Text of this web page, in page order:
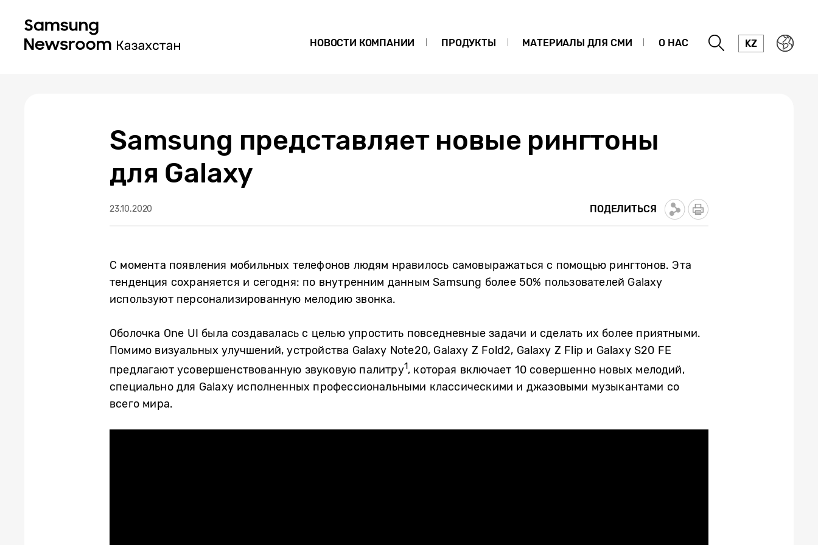
НОВОСТИ КОМПАНИИ ПРОДУКТЫ МАТЕРИАЛЫ ДЛЯ СМИ О НАС KZ
Samsung представляет новые рингтоны
для Galaxy
23.10.2020 ПОДЕЛИТЬСЯ
С момента появления мобильных телефонов людям нравилось самовыражаться с помощью рингтонов. Эта
тенденция сохраняется и сегодня: по внутренним данным Samsung более 50% пользователей Galaxy
используют персонализированную мелодию звонка.
Оболочка One UI была создавалась с целью упростить повседневные задачи и сделать их более приятными.
Помимо визуальных улучшений, устройства Galaxy Note20, Galaxy Z Fold2, Galaxy Z Flip и Galaxy S20 FE
предлагают усовершенствованную звуковую палитру1, которая включает 10 совершенно новых мелодий,
специально для Galaxy исполненных профессиональными классическими и джазовыми музыкантами со
всего мира.